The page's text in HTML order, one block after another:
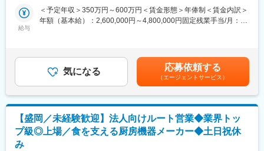
2）盛岡営業所で経験・知識を身につけた後、他営業所の次席・所
長に昇格する際に異動。
◎インフラを支える安定メーカー
電気設備資材を扱う企業として、建物やインフラの裏側を支える
重要な役割を担っています。
電気・空調設備は社会に不可欠であり、安定した需要が見込める
事業領域です。
変更の範囲：会社の定める業務
スロット・パチンコが好きなメンバーとともに、新機種販売時に
は徹底的にその台の魅力を話し合い、事業所メンバー一丸となっ
てその魅力をより多くのホール様へ伝えていく仕事になります。
■就業環境
月平均残業10時間程、年間休日125日とワークライフバランスを
当社の営業は、事前に売るものが決められていますので、最終的
にはいかに自分を売り込めるかの勝負となります。そのため「担
給与
＜予定年収＞350万円～600万円＜賃金形態＞年俸制＜賃金内訳＞
年額（基本給）：2,600,000円～4,800,000円固定残業手当/月：
給与補足＞■給与改定：年1回（7月）※目標設定に対して評価を行
います。賃金はあくまでも目安の金額であり、選考を通じて上下
する可能性があります。月給(月額)は固定手当を含めた表記です。
気になる 応募依頼する
（エージェントサービス）
【盛岡／未経験歓迎】法人向けルート営業◆業界トッ
プ級◎上場／食を支える厨房機器メーカー◆土日祝休
み